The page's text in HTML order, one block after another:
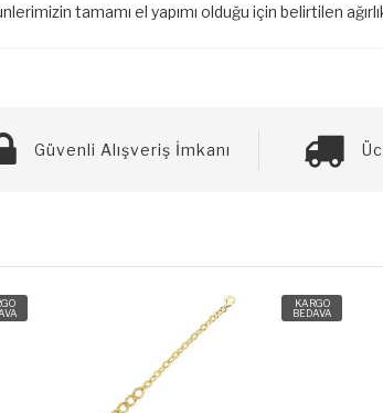
tamamı el yapımı olduğu için belirtilen
Güvenli Alışveriş İmkanı
KARGO
BEDAVA